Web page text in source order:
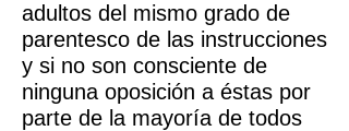
adultos del mismo grado de
parentesco de las instrucciones
y si no son consciente de
ninguna oposición a éstas por
parte de la mayoría de todos